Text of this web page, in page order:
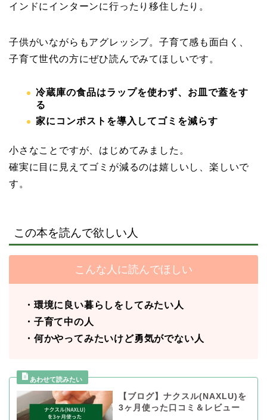
インドにインターンに行ったり移住したり。
子供がいながらもアグレッシブ。子育て感も面白く、
子育て世代の方にぜひ読んでみてほしいです。
冷蔵庫の食品はラップを使わず、お皿で蓋をす
る
家にコンポストを導入してゴミを減らす
小さなことですが、はじめてみました。
確実に目に見えてゴミが減るのは嬉しいし、楽しいで
す。
この本を読んで欲しい人
こんな人に読んでほしい
・環境に良い暮らしをしてみたい人
・子育て中の人
・何かやってみたいけど勇気がでない人
【ブログ】ナクスル(NAXLU)を
3ヶ月使った口コミ＆レビュー